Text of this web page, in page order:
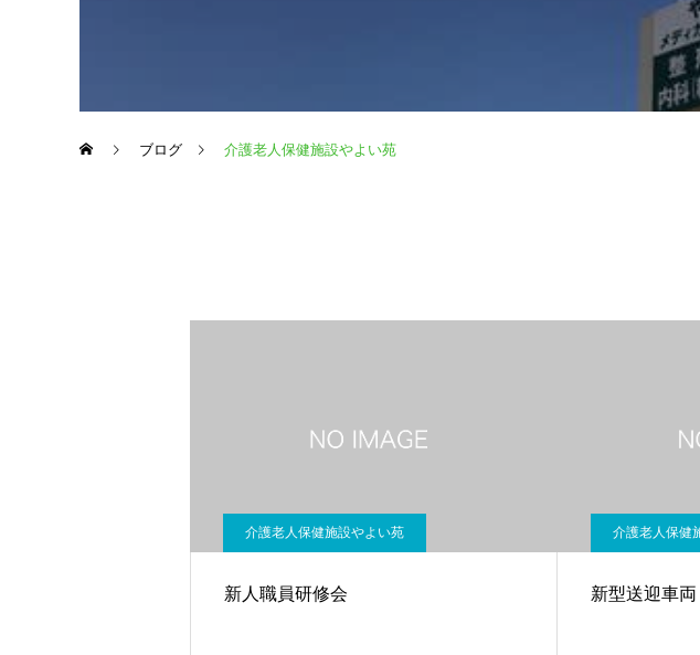
ブログ 介護老人保健施設やよい苑
介護老人保健施設やよい苑
新人職員研修会
介護老人保健
新型送迎車両